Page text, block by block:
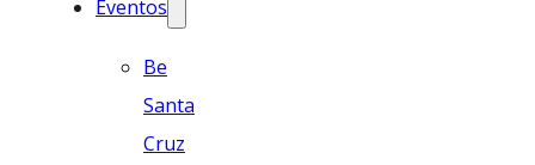
Eventos
Be
Santa
Cruz